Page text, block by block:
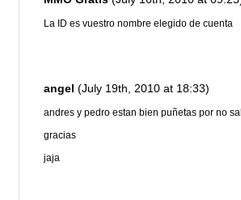
La ID es vuestro nombre elegido de cuenta
angel (July 19th, 2010 at 18:33)
andres y pedro estan bien puñetas por no
gracias
jaja